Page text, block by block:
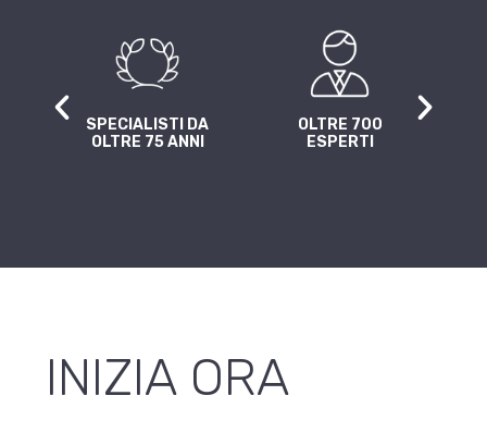
SPECIALISTI DA
OLTRE 75 ANNI
OLTRE 700
ESPERTI
INIZIA ORA